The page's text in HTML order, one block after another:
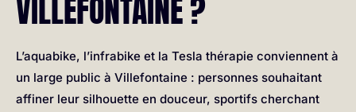
VILLEFONTAINE ?
L’aquabike, l’infrabike et la Tesla thérapie conviennent à
un large public à Villefontaine : personnes souhaitant
affiner leur silhouette en douceur, sportifs cherchant